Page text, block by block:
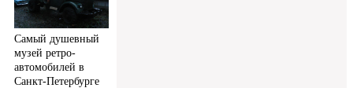
Самый душевный
музей ретро-
автомобилей в
Санкт-Петербурге